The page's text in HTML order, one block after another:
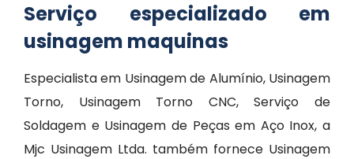
Serviço especializado em
usinagem maquinas
Especialista em Usinagem de Alumínio, Usinagem
Torno, Usinagem Torno CNC, Serviço de
Soldagem e Usinagem de Peças em Aço Inox, a
Mjc Usinagem Ltda. também fornece Usinagem